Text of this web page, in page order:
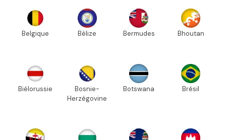
Belgique Bélize Bermudes Bhoutan
Biélorussie
Bosnie-
Herzégovine
Botswana Brésil